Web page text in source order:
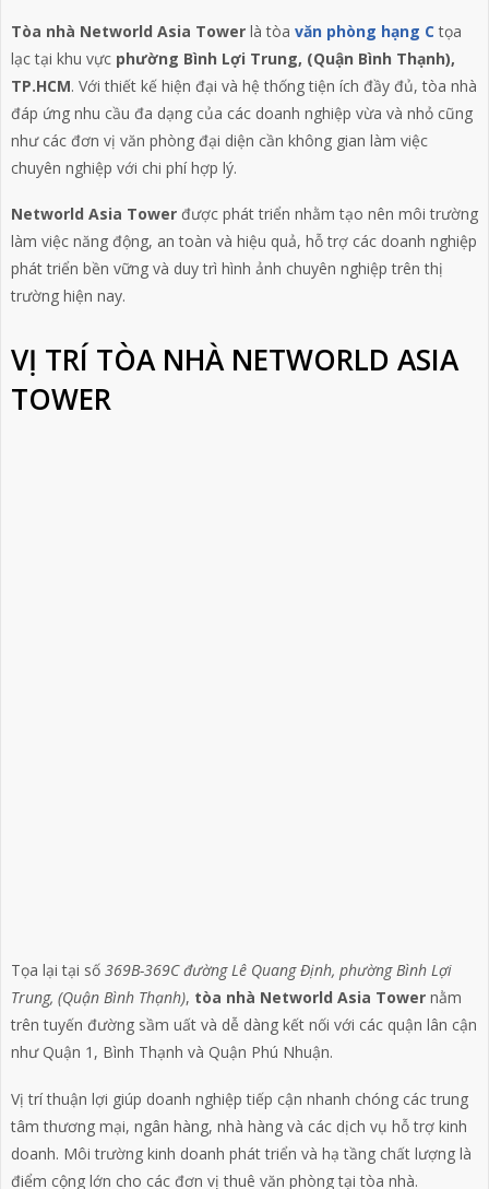
Tòa nhà Networld Asia Towerlà tòa văn phòng hạng Ctọa
lạc tại khu vực phường Bình Lợi Trung, (Quận Bình Thạnh),
TP.HCM. Với thiết kế hiện đại và hệ thống tiện ích đầy đủ, tòa nhà
đáp ứng nhu cầu đa dạng của các doanh nghiệp vừa và nhỏ cũng
như các đơn vị văn phòng đại diện cần không gian làm việc
chuyên nghiệp với chi phí hợp lý.
Networld Asia Towerđược phát triển nhằm tạo nên môi trường
làm việc năng động, an toàn và hiệu quả, hỗ trợ các doanh nghiệp
phát triển bền vững và duy trì hình ảnh chuyên nghiệp trên thị
trường hiện nay.
VỊ TRÍ TÒA NHÀ NETWORLD ASIA
TOWER
Tọa lại tại số 369B-369C đường Lê Quang Định, phường Bình Lợi
Trung, (Quận Bình Thạnh), tòa nhà Networld Asia Towernằm
trên tuyến đường sầm uất và dễ dàng kết nối với các quận lân cận
như Quận 1, Bình Thạnh và Quận Phú Nhuận.
Vị trí thuận lợi giúp doanh nghiệp tiếp cận nhanh chóng các trung
tâm thương mại, ngân hàng, nhà hàng và các dịch vụ hỗ trợ kinh
doanh. Môi trường kinh doanh phát triển và hạ tầng chất lượng là
điểm cộng lớn cho các đơn vị thuê văn phòng tại tòa nhà.